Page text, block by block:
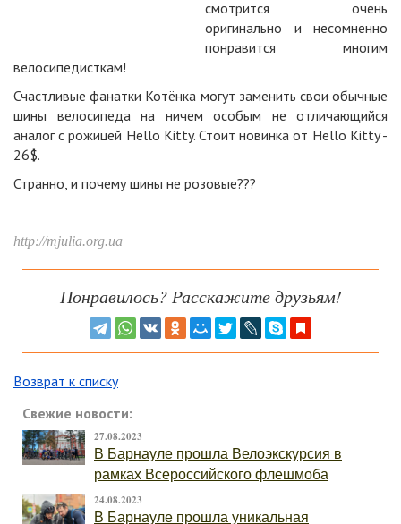
смотрится очень
оригинально и несомненно
понравится многим
велосипедисткам!
Счастливые фанатки Котёнка могут заменить свои обычные
шины велосипеда на ничем особым не отличающийся
аналог с рожицей Hello Kitty. Стоит новинка от Hello Kitty -
26$.
Странно, и почему шины не розовые???
http://mjulia.org.ua
Понравилось? Расскажите друзьям!
Возврат к списку
Свежие новости:
27.08.2023
В Барнауле прошла Велоэкскурсия в
рамках Всероссийского флешмоба
24.08.2023
В Барнауле прошла уникальная